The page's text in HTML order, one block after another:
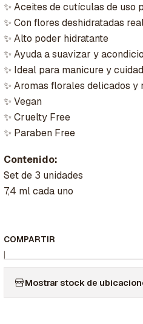
✨ Aceites de cutículas de uso
✨ Con flores deshidratadas
✨ Alto poder hidratante
✨ Ayuda a suavizar y
✨ Ideal para manicure y
✨ Aromas florales delicados y
✨ Vegan
✨ Cruelty Free
✨ Paraben Free
Contenido:
Set de 3 unidades
7,4 ml cada uno
COMPARTIR
|
Mostrar stock de